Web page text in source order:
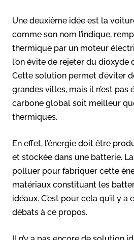
Une deuxième idée est la
comme son nom l’indique,
thermique par un moteur
l’on évite de rejeter du dioxyde
Cette solution permet d’éviter
grandes villes, mais il n’est
carbone global soit meilleur
thermiques.
En effet, l’énergie doit être
et stockée dans une batterie.
polluer pour fabriquer cette
matériaux constituant les
idéaux. C’est pour cela qu’il y
débats à ce propos.